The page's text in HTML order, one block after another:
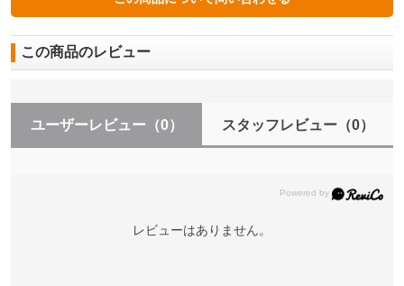
この商品のレビュー
ユーザーレビュー （0） スタッフレビュー（0）
レビューはありません。